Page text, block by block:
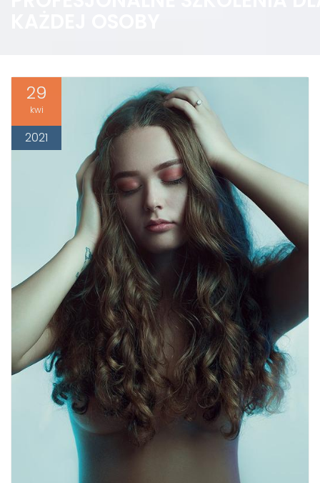
29
kwi
2021